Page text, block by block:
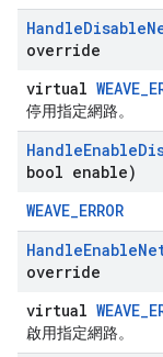
HandleDisable
override
virtual
停用指定網路。
HandleEnable
bool enable)
WEAVE_ERROR
HandleEnable
override
virtual
啟用指定網路。